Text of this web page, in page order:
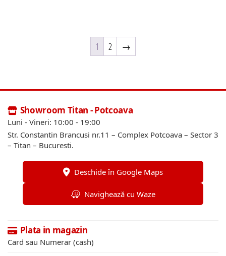
1 2 →
Showroom Titan - Potcoava
Luni - Vineri: 10:00 - 19:00
Str. Constantin Brancusi nr.11 – Complex Potcoava – Sector 3
– Titan – Bucuresti.
Deschide în Google Maps
Navighează cu Waze
Plata in magazin
Card sau Numerar (cash)